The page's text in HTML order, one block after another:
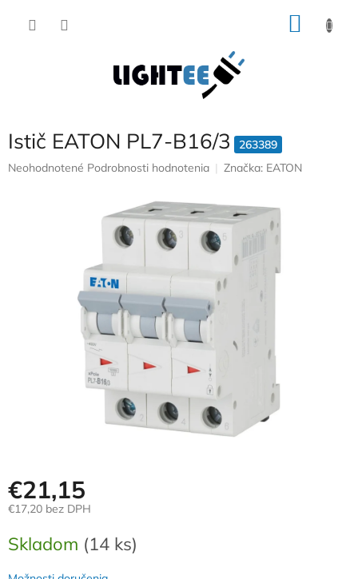
Istič EATON PL7-B16/3
263389
Priemerné
Neohodnotené Podrobnosti hodnotenia Značka: EATON
€21,15
€17,20 bez DPH
cena:
Skladom (14 ks)